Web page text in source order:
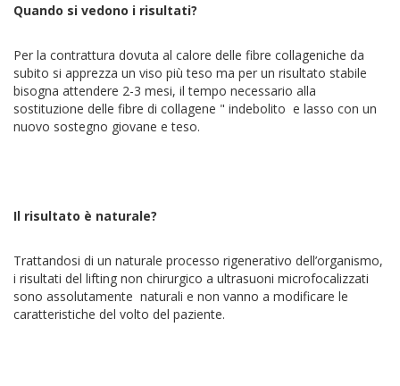
Quando si vedono i risultati?
Per la contrattura dovuta al calore delle fibre collageniche da
subito si apprezza un viso più teso ma per un risultato stabile
bisogna attendere 2-3 mesi, il tempo necessario alla
sostituzione delle fibre di collagene " indebolito e lasso con un
nuovo sostegno giovane e teso.
Il risultato è naturale?
Trattandosi di un naturale processo rigenerativo dell’organismo,
i risultati del lifting non chirurgico a ultrasuoni microfocalizzati
sono assolutamente naturali e non vanno a modificare le
caratteristiche del volto del paziente.